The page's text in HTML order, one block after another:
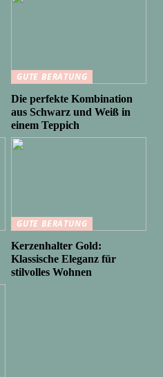
GUTE BERATUNG
Die perfekte Kombination
aus Schwarz und Weiß in
einem Teppich
GUTE BERATUNG
Kerzenhalter Gold:
Klassische Eleganz für
stilvolles Wohnen